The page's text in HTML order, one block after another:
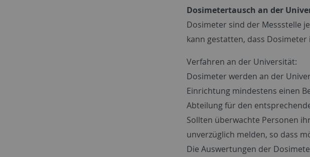
Dosimetertausch an der
Dosimeter sind der Messstelle
kann gestatten, dass
Verfahren an der Universität:
Dosimeter werden an der
Einrichtung mindestens einen
Abteilung für den
Sollten überwachte Personen
unverzüglich melden, so dass
Die Auswertungen der